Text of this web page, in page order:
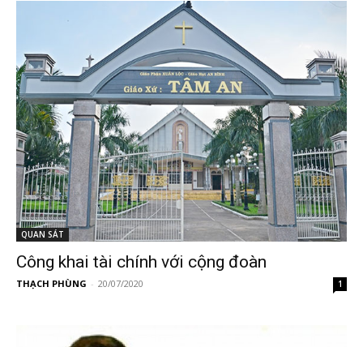
QUAN SÁT
Công khai tài chính với cộng đoàn
THẠCH PHÙNG - 20/07/2020 1